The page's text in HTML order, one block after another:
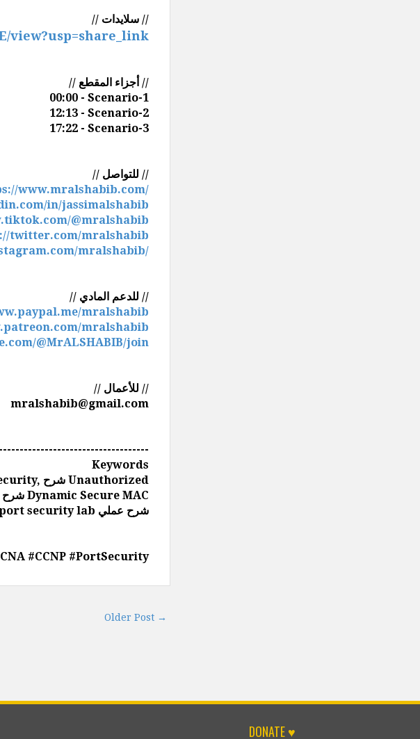
// سلايدات //
view?usp=share_link
// أجزاء المقطع //
00:00 - Scenario-1
12:13 - Scenario-2
17:22 - Scenario-3
// للتواصل //
www.mralshabib.com/
in/jassimalshabib
@mralshabib
twitter.com/mralshabib
mralshabib/
// للدعم المادي //
mralshabib
mralshabib
@MrALSHABIB/join
// للأعمال //
mralshabib@gmail.com
Keywords
Addresses, تطبيق Sticky Secure MAC Addresses, شرح Violation Modes, port security lab شرح عملي
#CCNP #PortSecurity
Older Post →
DONATE ♥